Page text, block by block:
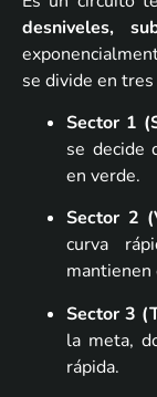
desniveles,
se divide en
Sector 1
se decide
en verde.
Sector 2
curva
mantienen
Sector 3
la meta,
rápida.